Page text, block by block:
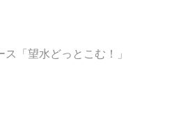
「望水どっとこむ！」